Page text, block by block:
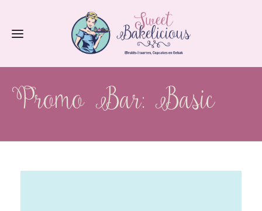
Promo Bar: Basic